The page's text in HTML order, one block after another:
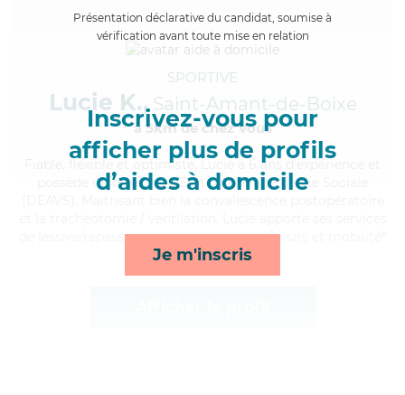
Présentation déclarative du candidat, soumise à
vérification avant toute mise en relation
Inscrivez-vous pour
afficher plus de profils
d’aides à domicile
Je m'inscris
SPORTIVE
Lucie K., Saint-Amant-de-Boixe
à 5km de chez Vous
, flexible et optimiste, Lucie a 6 ans d'expérience et
possède un diplôme d'État d'Auxiliaire de Vie Sociale
de lessive/repassage, repas, compagnie/loisirs et mobilité*